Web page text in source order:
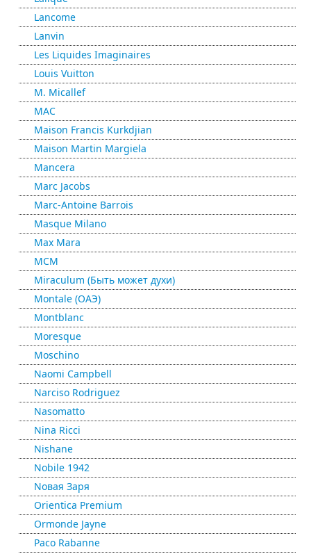
Lancome
Lanvin
Les Liquides Imaginaires
Louis Vuitton
M. Micallef
MAC
Maison Francis Kurkdjian
Maison Martin Margiela
Mancera
Marc Jacobs
Marc-Antoine Barrois
Masque Milano
Max Mara
MCM
Miraculum (Быть может духи)
Montale (ОАЭ)
Montblanc
Moresque
Moschino
Naomi Campbell
Narciso Rodriguez
Nasomatto
Nina Ricci
Nishane
Nobile 1942
Nовая Заря
Orientica Premium
Ormonde Jayne
Paco Rabanne